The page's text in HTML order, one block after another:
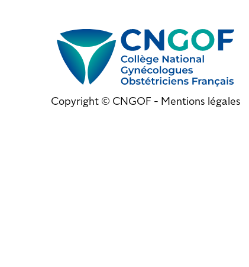
Copyright © CNGOF - Mentions légales